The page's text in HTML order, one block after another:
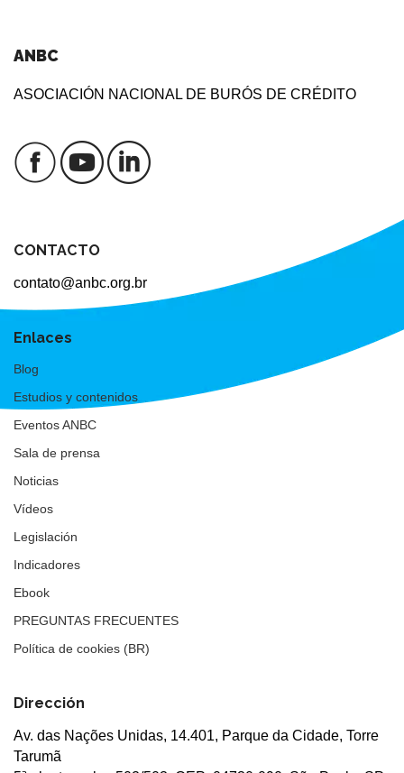
ANBC
ASOCIACIÓN NACIONAL DE BURÓS DE CRÉDITO
CONTACTO
contato@anbc.org.br
Enlaces
Blog
Estudios y contenidos
Eventos ANBC
Sala de prensa
Noticias
Vídeos
Legislación
Indicadores
Ebook
PREGUNTAS FRECUENTES
Política de cookies (BR)
Dirección
Av. das Nações Unidas, 14.401, Parque da Cidade, Torre
Tarumã